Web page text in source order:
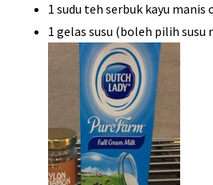
1 sudu teh serbuk kayu manis
1 gelas susu (boleh pilih susu